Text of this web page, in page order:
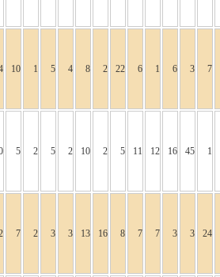
10 1 5 4 8 2 22 6 1 6 3 7
5 2 5 2 10 2 5 11 12 16 45 1
7 2 3 3 13 16 8 7 7 3 3 24